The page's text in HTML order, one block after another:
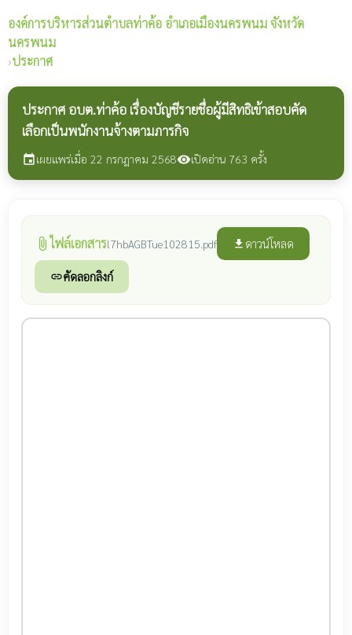
องค์การบริหารส่วนตำบลท่าค้อ อำเภอเมืองนครพนม จังหวัด
นครพนม
›ประกาศ
ประกาศ อบต.ท่าค้อ เรื่องบัญชีรายชื่อผู้มีสิทธิเข้าสอบคัด
เลือกเป็นพนักงานจ้างตามภารกิจ
eventเผยแพร่เมื่อ 22 กรกฎาคม 2568visibilityเปิดอ่าน 763 ครั้ง
attach_file ไฟล์เอกสารl7hbAGBTue102815.pdf file_download ดาวน์โหลด
linkคัดลอกลิงก์